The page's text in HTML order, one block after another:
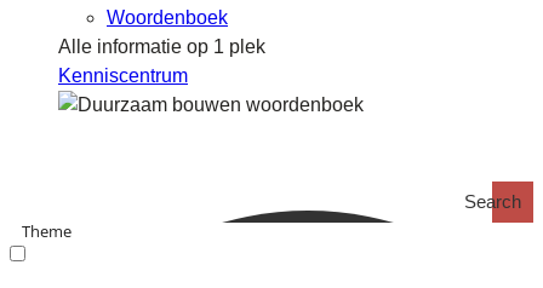
Woordenboek
Alle informatie op 1 plek
Kenniscentrum
Search
Theme